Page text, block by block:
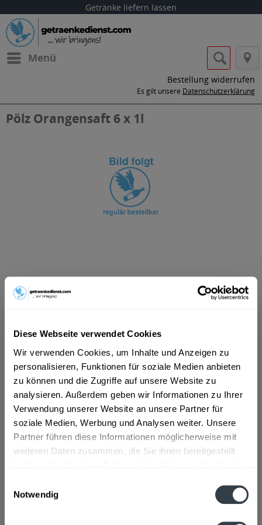
Diese Webseite verwendet Cookies
Wir verwenden Cookies, um Inhalte und Anzeigen zu
personalisieren, Funktionen für soziale Medien anbieten
zu können und die Zugriffe auf unsere Website zu
analysieren. Außerdem geben wir Informationen zu Ihrer
Verwendung unserer Website an unsere Partner für
soziale Medien, Werbung und Analysen weiter. Unsere
Partner führen diese Informationen möglicherweise mit
weiteren Daten zusammen, die Sie ihnen bereitgestellt
Notwendig
Getränke liefern lassen
Menü
Bestellung widerrufen
Es gilt unsere Datenschutzerklärung
Pölz Orangensaft 6 x 1l
ab 14,79 € *
Vorrätig
MEHRWEG
+2,40 € Pfand
In den Warenkorb
Artikel-Nr.:
31517
Verfügbar in: